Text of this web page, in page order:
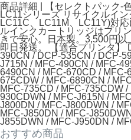
商品詳細 | 【セレクトパック-
LC11シリーズ リサイクルイ
LC11C、LC11M、LC11Y)対
ルインクカートリッジはプリ
きで安心。日本製。3,500円
即日発送。 【適合プリンタ】
390CN / DCP-535CN / DCP-
J715N / MFC-490CN / MFC-
6490CN / MFC-670CD /
675CDW / MFC-6890CN /
MFC-735CD / MFC-735CDW
930CDWN / MFC-J615N /
J800DN / MFC-J800DWN /
MFC-J850DN / MFC-
J855DWN / MFC-J950DN /
おすすめ商品